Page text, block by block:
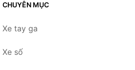
CHUYÊN MỤC
Xe tay ga
Xe số